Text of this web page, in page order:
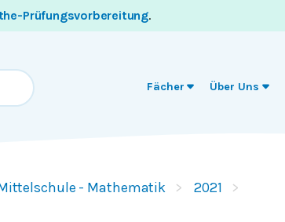
Prüfungsvorbereitung.
Fächer Über Uns
- Mathematik
2021